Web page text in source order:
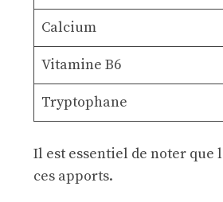
Calcium
Vitamine B6
Tryptophane
Il est essentiel de noter que
ces apports.